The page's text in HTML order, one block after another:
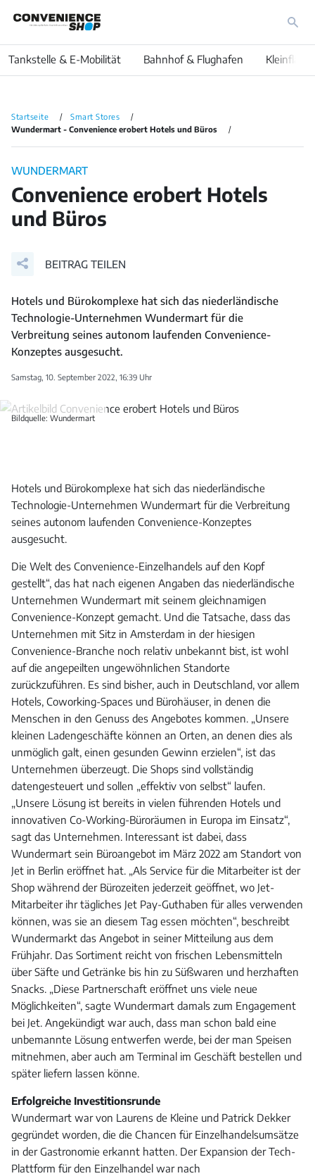
Tankstelle & E-Mobilität Bahnhof & Flughafen
Startseite
Smart Stores
Wundermart - Convenience erobert Hotels und Büros
WUNDERMART
Convenience erobert Hotels
und Büros
BEITRAG TEILEN
Hotels und Bürokomplexe hat sich das niederländische
Technologie-Unternehmen Wundermart für die
Verbreitung seines autonom laufenden Convenience-
Konzeptes ausgesucht.
Samstag, 10. September 2022, 16:39 Uhr
Bildquelle: Wundermart
Hotels und Bürokomplexe hat sich das niederländische
Technologie-Unternehmen Wundermart für die Verbreitung
seines autonom laufenden Convenience-Konzeptes
ausgesucht.
Die Welt des Convenience-Einzelhandels auf den Kopf
gestellt“, das hat nach eigenen Angaben das niederländische
Unternehmen Wundermart mit seinem gleichnamigen
Convenience-Konzept gemacht. Und die Tatsache, dass das
Unternehmen mit Sitz in Amsterdam in der hiesigen
Convenience-Branche noch relativ unbekannt bist, ist wohl
auf die angepeilten ungewöhnlichen Standorte
zurückzuführen. Es sind bisher, auch in Deutschland, vor allem
Hotels, Coworking-Spaces und Bürohäuser, in denen die
Menschen in den Genuss des Angebotes kommen. „Unsere
kleinen Ladengeschäfte können an Orten, an denen dies als
unmöglich galt, einen gesunden Gewinn erzielen“, ist das
Unternehmen überzeugt. Die Shops sind vollständig
datengesteuert und sollen „effektiv von selbst“ laufen.
„Unsere Lösung ist bereits in vielen führenden Hotels und
innovativen Co-Working-Büroräumen in Europa im Einsatz“,
sagt das Unternehmen. Interessant ist dabei, dass
Wundermart sein Büroangebot im März 2022 am Standort von
Jet in Berlin eröffnet hat. „Als Service für die Mitarbeiter ist der
Shop während der Bürozeiten jederzeit geöffnet, wo Jet-
Mitarbeiter ihr tägliches Jet Pay-Guthaben für alles verwenden
können, was sie an diesem Tag essen möchten“, beschreibt
Wundermarkt das Angebot in seiner Mitteilung aus dem
Frühjahr. Das Sortiment reicht von frischen Lebensmitteln
über Säfte und Getränke bis hin zu Süßwaren und herzhaften
Snacks. „Diese Partnerschaft eröffnet uns viele neue
Möglichkeiten“, sagte Wundermart damals zum Engagement
bei Jet. Angekündigt war auch, dass man schon bald eine
unbemannte Lösung entwerfen werde, bei der man Speisen
mitnehmen, aber auch am Terminal im Geschäft bestellen und
später liefern lassen könne.
Erfolgreiche Investitionsrunde
Wundermart war von Laurens de Kleine und Patrick Dekker
gegründet worden, die die Chancen für Einzelhandelsumsätze
in der Gastronomie erkannt hatten. Der Expansion der Tech-
Plattform für den Einzelhandel war nach